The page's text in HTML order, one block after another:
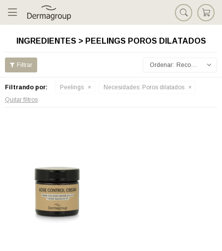

INGREDIENTES > PEELINGS POROS DILATADOS
Recomendados
Filtrando por: Peelings Necesidades: Poros dilatados
Quitar filtros